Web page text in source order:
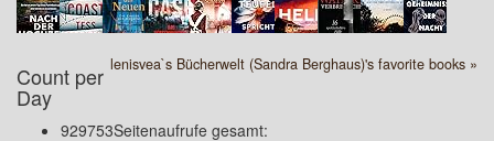
lenisvea`s Bücherwelt (Sandra Berghaus)'s favorite books »
Count per
Day
929753Seitenaufrufe gesamt: